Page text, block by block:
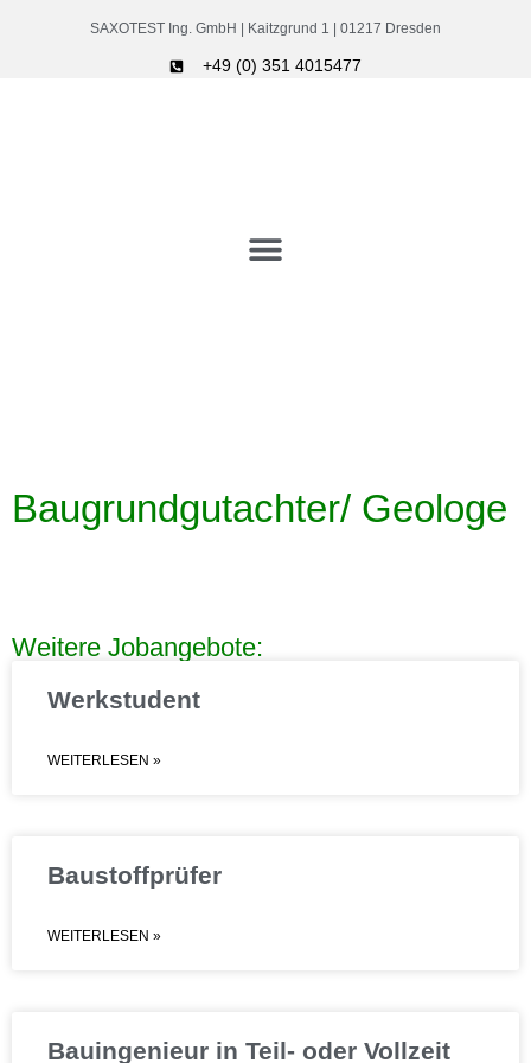
SAXOTEST Ing. GmbH | Kaitzgrund 1 | 01217 Dresden
+49 (0) 351 4015477
Baugrundgutachter/ Geologe
Weitere Jobangebote:
Werkstudent
WEITERLESEN »
Baustoffprüfer
WEITERLESEN »
Bauingenieur in Teil- oder Vollzeit